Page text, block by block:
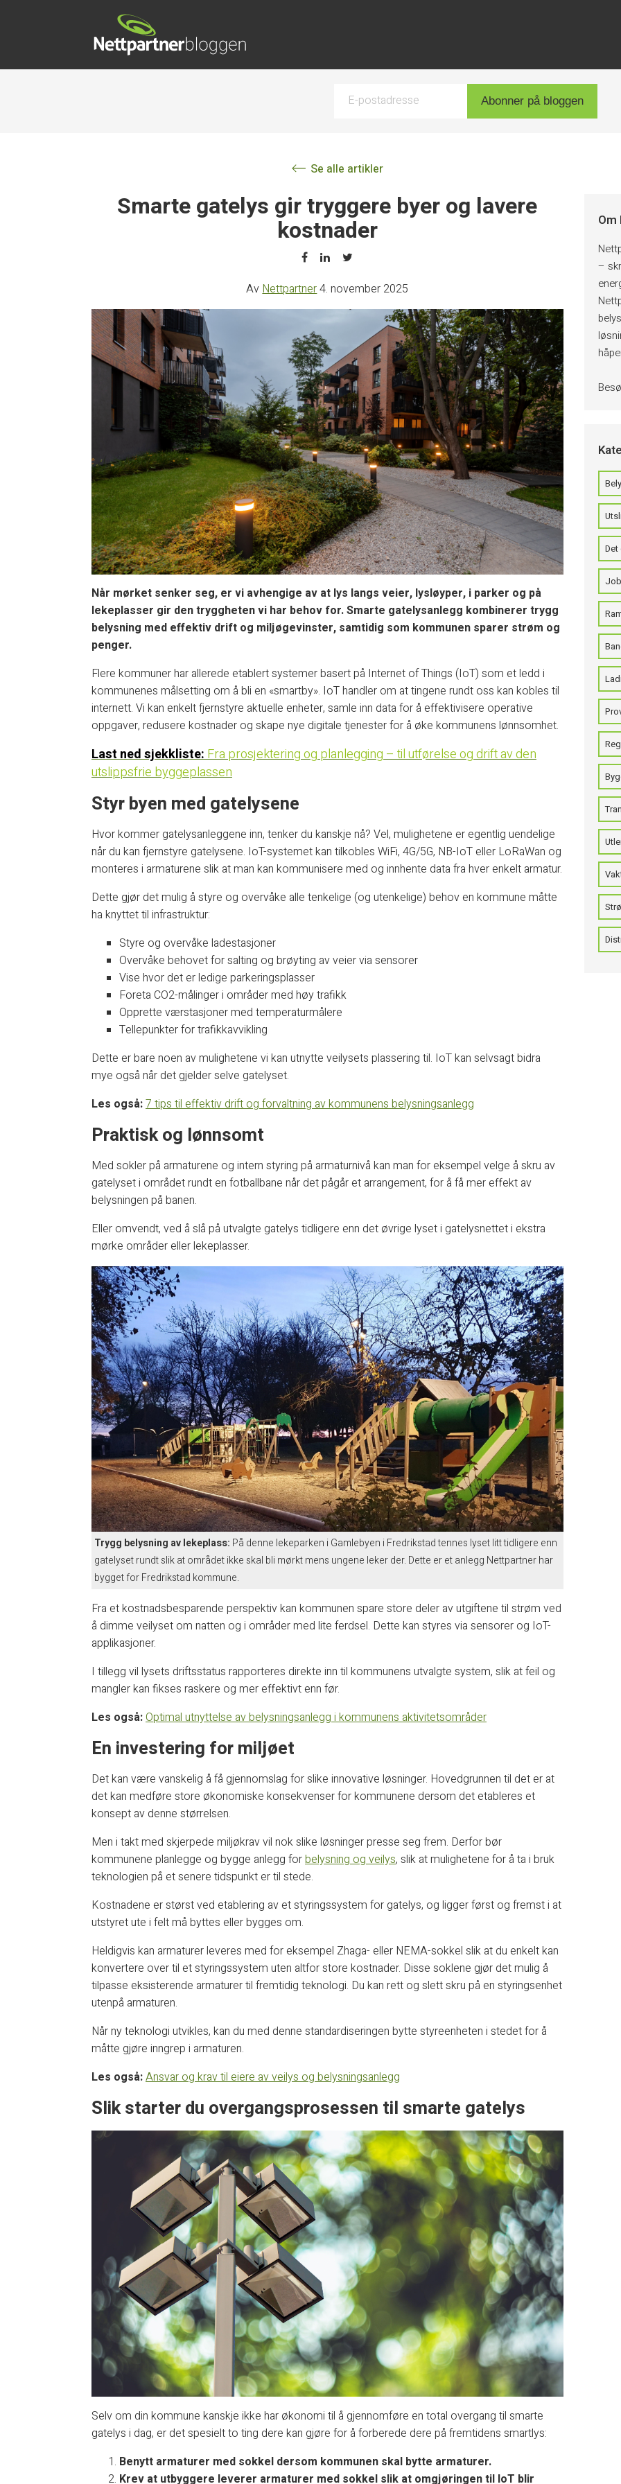
E-postadresse Abonner på bloggen
Se alle artikler
Smarte gatelys gir tryggere byer og lavere
kostnader
Av Nettpartner4. november 2025
Når mørket senker seg, er vi avhengige av at lys langs veier, lysløyper, i parker og på
lekeplasser gir den tryggheten vi har behov for. Smarte gatelysanlegg kombinerer trygg
belysning med effektiv drift og miljøgevinster, samtidig som kommunen sparer strøm og
penger.
Flere kommuner har allerede etablert systemer basert på Internet of Things (IoT) som et ledd i
kommunenes målsetting om å bli en «smartby». IoT handler om at tingene rundt oss kan kobles til
internett. Vi kan enkelt fjernstyre aktuelle enheter, samle inn data for å effektivisere operative
oppgaver, redusere kostnader og skape nye digitale tjenester for å øke kommunens lønnsomhet.
Last nedsjekkliste:Fra prosjektering og planlegging – til utførelse og drift av den
utslippsfrie byggeplassen
Styr byen med gatelysene
Hvor kommer gatelysanleggene inn, tenker du kanskje nå? Vel, mulighetene er egentlig uendelige
når du kan fjernstyre gatelysene. IoT-systemet kan tilkobles WiFi, 4G/5G, NB-IoT eller LoRaWan og
monteres i armaturene slik at man kan kommunisere med og innhente data fra hver enkelt armatur.
Dette gjør det mulig å styre og overvåke alle tenkelige (og utenkelige) behov en kommune måtte
ha knyttet til infrastruktur:
Styre og overvåke ladestasjoner
Overvåke behovet for salting og brøyting av veier via sensorer
Vise hvor det er ledige parkeringsplasser
Foreta CO2-målinger i områder med høy trafikk
Opprette værstasjoner med temperaturmålere
Tellepunkter for trafikkavvikling
Dette er bare noen av mulighetene vi kan utnytte veilysets plassering til. IoT kan selvsagt bidra
mye også når det gjelder selve gatelyset.
Les også:7 tips til effektiv drift og forvaltning av kommunens belysningsanlegg
Praktisk og lønnsomt
Med sokler på armaturene og intern styring på armaturnivå kan man for eksempel velge å skru av
gatelyset i området rundt en fotballbane når det pågår et arrangement, for å få mer effekt av
belysningen på banen.
Eller omvendt, ved å slå på utvalgte gatelys tidligere enn det øvrige lyset i gatelysnettet i ekstra
mørke områder eller lekeplasser.
Trygg belysning av lekeplass: På denne lekeparken i Gamlebyen i Fredrikstad tennes lyset litt tidligere enn
gatelyset rundt slik at området ikke skal bli mørkt mens ungene leker der. Dette er et anlegg Nettpartner har
bygget for Fredrikstad kommune.
Fra et kostnadsbesparende perspektiv kan kommunen spare store deler av utgiftene til strøm ved
å dimme veilyset om natten og i områder med lite ferdsel. Dette kan styres via sensorer og IoT-
applikasjoner.
I tillegg vil lysets driftsstatus rapporteres direkte inn til kommunens utvalgte system, slik at feil og
mangler kan fikses raskere og mer effektivt enn før.
Les også:Optimal utnyttelse av belysningsanlegg i kommunens aktivitetsområder
En investering for miljøet
Det kan være vanskelig å få gjennomslag for slike innovative løsninger. Hovedgrunnen til det er at
det kan medføre store økonomiske konsekvenser for kommunene dersom det etableres et
konsept av denne størrelsen.
Men i takt med skjerpede miljøkrav vil nok slike løsninger presse seg frem. Derfor bør
kommunene planlegge og bygge anlegg forbelysning og veilys, slik at mulighetene for å ta i bruk
teknologien på et senere tidspunkt er til stede.
Kostnadene er størst ved etablering av et styringssystem for gatelys, og ligger først og fremst i at
utstyret ute i felt må byttes eller bygges om.
Heldigvis kan armaturer leveres med for eksempel Zhaga- eller NEMA-sokkel slik at du enkelt kan
konvertere over til et styringssystem uten altfor store kostnader. Disse soklene gjør det mulig å
tilpasse eksisterende armaturer til fremtidig teknologi. Du kan rett og slett skru på en styringsenhet
utenpå armaturen.
Når ny teknologi utvikles, kan du med denne standardiseringen bytte styreenheten i stedet for å
måtte gjøre inngrep i armaturen.
Les også:Ansvar og krav til eiere av veilys og belysningsanlegg
Slik starter du overgangsprosessen til smarte gatelys
Selv om din kommune kanskje ikke har økonomi til å gjennomføre en total overgang til smarte
gatelys i dag, er det spesielt to ting dere kan gjøre for å forberede dere på fremtidens smartlys:
Benytt armaturer med sokkel dersom kommunen skal bytte armaturer.
Krev at utbyggere leverer armaturer med sokkel slik at omgjøringen til IoT blir
–